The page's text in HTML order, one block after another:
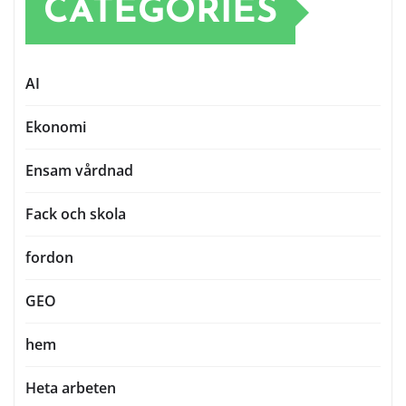
CATEGORIES
AI
Ekonomi
Ensam vårdnad
Fack och skola
fordon
GEO
hem
Heta arbeten